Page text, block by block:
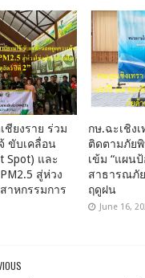
ชียงราย ร่วม
ขับเคลื่อน
Spot) และ
สู่ห่วง
าหกรรมการ
กษ.ฉะเชิง
ติดตามภัย
เข้ม “แผน
สาธารณภั
ฤดูฝน
June 16,